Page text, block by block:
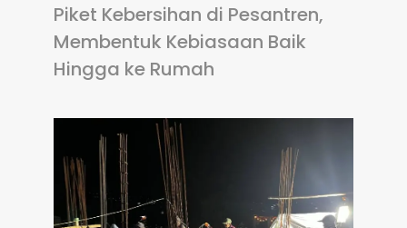
Piket Kebersihan di Pesantren,
Membentuk Kebiasaan Baik
Hingga ke Rumah